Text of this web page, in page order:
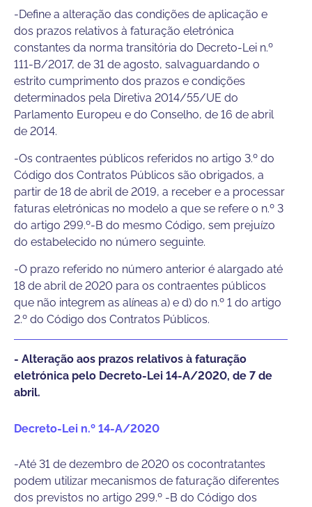
-Define a alteração das condições de aplicação e
dos prazos relativos à faturação eletrónica
constantes da norma transitória do Decreto-Lei n.º
111-B/2017, de 31 de agosto, salvaguardando o
estrito cumprimento dos prazos e condições
determinados pela Diretiva 2014/55/UE do
Parlamento Europeu e do Conselho, de 16 de abril
de 2014.
-Os contraentes públicos referidos no artigo 3.º do
Código dos Contratos Públicos são obrigados, a
partir de 18 de abril de 2019, a receber e a processar
faturas eletrónicas no modelo a que se refere o n.º 3
do artigo 299.º-B do mesmo Código, sem prejuízo
do estabelecido no número seguinte.
-O prazo referido no número anterior é alargado até
18 de abril de 2020 para os contraentes públicos
que não integrem as alíneas a) e d) do n.º 1 do artigo
2.º do Código dos Contratos Públicos.
- Alteração aos prazos relativos à faturação
eletrónica pelo Decreto-Lei 14-A/2020, de 7 de
abril.
Decreto-Lei n.º 14-A/2020
-Até 31 de dezembro de 2020 os cocontratantes
podem utilizar mecanismos de faturação diferentes
dos previstos no artigo 299.º -B do Código dos